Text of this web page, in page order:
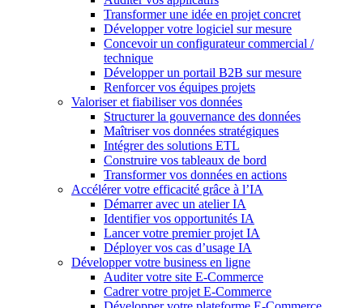
Transformer une idée en projet concret
Développer votre logiciel sur mesure
Concevoir un configurateur commercial /
technique
Développer un portail B2B sur mesure
Renforcer vos équipes projets
Valoriser et fiabiliser vos données
Structurer la gouvernance des données
Maîtriser vos données stratégiques
Intégrer des solutions ETL
Construire vos tableaux de bord
Transformer vos données en actions
Accélérer votre efficacité grâce à l’IA
Démarrer avec un atelier IA
Identifier vos opportunités IA
Lancer votre premier projet IA
Déployer vos cas d’usage IA
Développer votre business en ligne
Auditer votre site E-Commerce
Cadrer votre projet E-Commerce